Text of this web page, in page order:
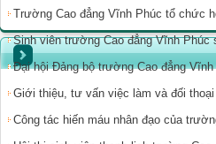
Trường Cao đẳng Vĩnh Phúc tổ chức
Sinh viên trường Cao đẳng Vĩnh Phúc
Đại hội Đảng bộ trường Cao đẳng
Giới thiệu, tư vấn việc làm và đối
Công tác hiến máu nhân đạo của